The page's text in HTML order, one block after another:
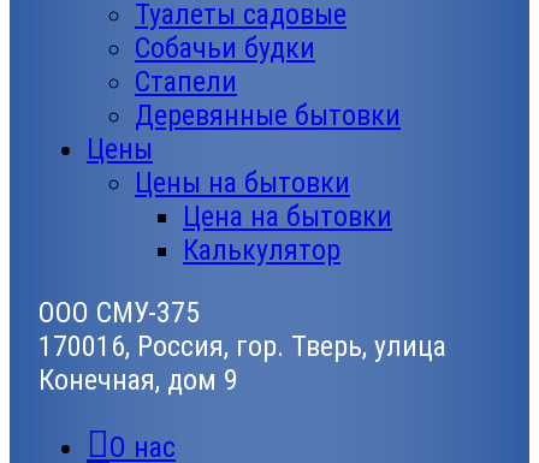
Туалеты садовые
Собачьи будки
Стапели
Деревянные бытовки
Цены
Цены на бытовки
Цена на бытовки
Калькулятор
ООО СМУ-375
170016, Россия, гор. Тверь, улица
Конечная, дом 9
О нас